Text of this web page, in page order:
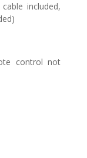
included,
control not